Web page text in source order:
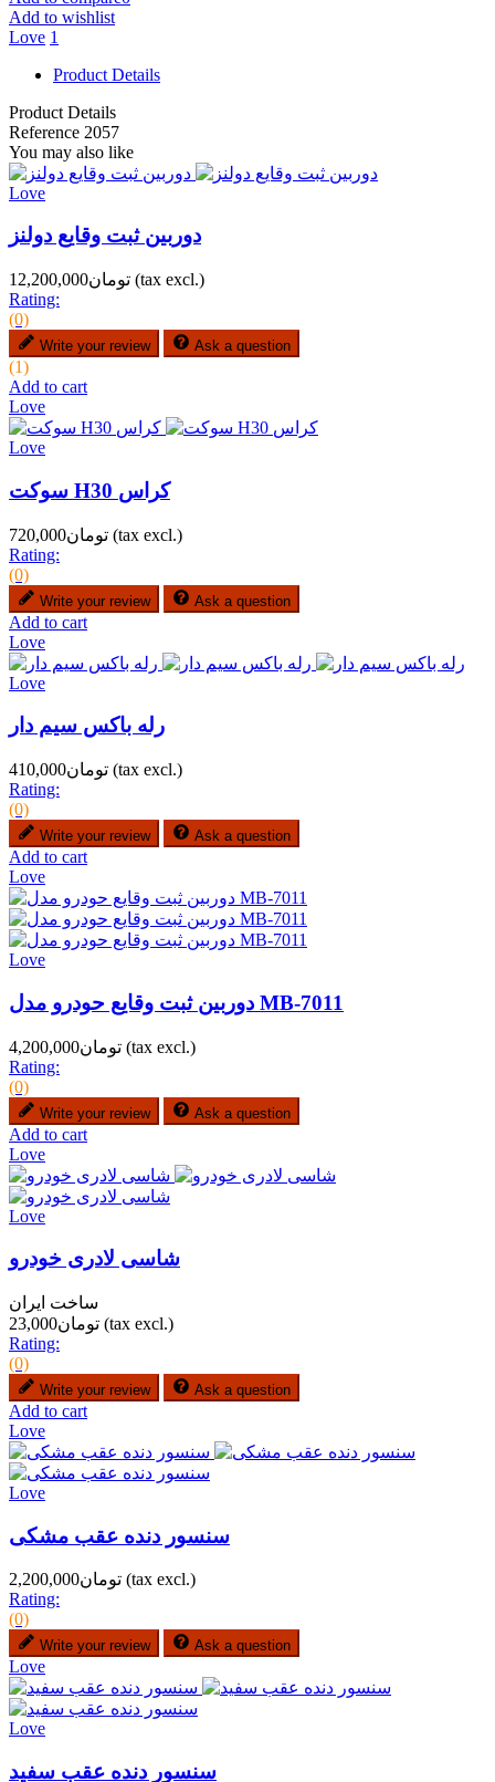
Add to wishlist
Love 1
Product Details
Product Details
Reference 2057
You may also like
Love
دوربین ثبت وقایع دولنز
تومان12,200,000 (tax excl.)
Rating:
(0)
Write your review Ask a question
(1)
Add to cart
Love
Love
سوکت H30 کراس
تومان720,000 (tax excl.)
Rating:
(0)
Write your review Ask a question
Add to cart
Love
Love
رله باکس سیم دار
تومان410,000 (tax excl.)
Rating:
(0)
Write your review Ask a question
Add to cart
Love
Love
دوربین ثبت وقایع حودرو مدل MB-7011
تومان4,200,000 (tax excl.)
Rating:
(0)
Write your review Ask a question
Add to cart
Love
Love
شاسی لادری خودرو
ساخت ایران
تومان23,000 (tax excl.)
Rating:
(0)
Write your review Ask a question
Add to cart
Love
Love
سنسور دنده عقب مشکی
تومان2,200,000 (tax excl.)
Rating:
(0)
Write your review Ask a question
Love
Love
سنسور دنده عقب سفید